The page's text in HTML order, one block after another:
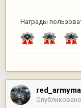
Награды